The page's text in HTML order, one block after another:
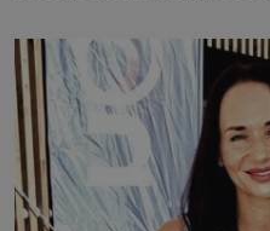
nedávno přečetli. Je to
kdyby se paměť